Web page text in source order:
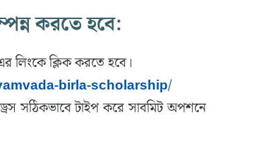
করতে হবে:
লিংকে ক্লিক করতে হবে।
birla-scholarship/
সঠিকভাবে টাইপ করে সাবমিট অপশনে